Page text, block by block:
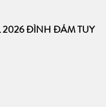
2026 ĐÌNH ĐÁM TUY